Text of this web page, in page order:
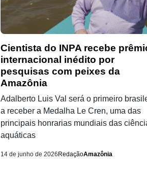
Cientista do INPA recebe
internacional inédito por
pesquisas com peixes da
Amazônia
Adalberto Luis Val será o primeiro
a receber a Medalha Le Cren, uma das
principais honrarias mundiais das
aquáticas
14 de junho de 2026 RedaçãoAmazônia